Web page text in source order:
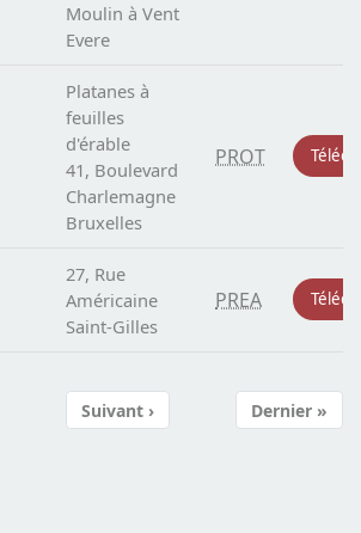
Moulin à Vent
Evere
Platanes à
feuilles
d'érable
41, Boulevard
Charlemagne
Bruxelles
PROT
27, Rue
Américaine
Saint-Gilles
PREA
Page suivante
Suivant › Dernière
Dernier »